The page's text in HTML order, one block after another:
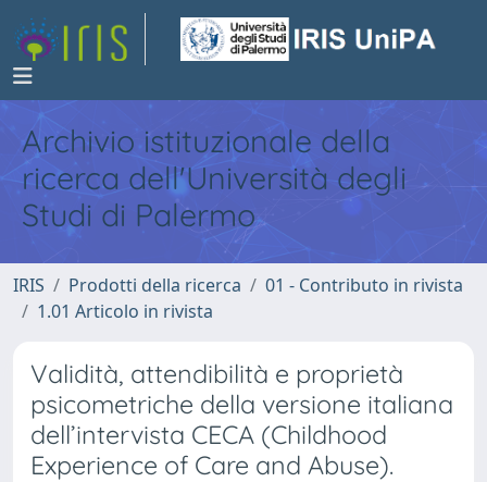
Archivio istituzionale della
ricerca dell'Università degli
Studi di Palermo
IRIS Prodotti della ricerca
01 - Contributo in rivista
1.01 Articolo in rivista
Validità, attendibilità e proprietà
psicometriche della versione italiana
dell’intervista CECA (Childhood
Experience of Care and Abuse).